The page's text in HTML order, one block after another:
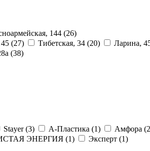
144 (26)
45 (27) Тибетская, 34 (20) Ларина,
(38)
Stayer(3) А-Пластика (1) Амфора
ЭНЕРГИЯ (1) Эксперт (1)